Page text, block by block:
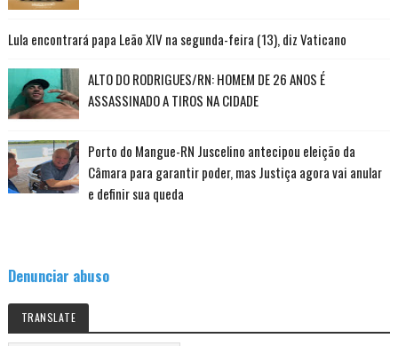
Lula encontrará papa Leão XIV na segunda-feira (13), diz Vaticano
ALTO DO RODRIGUES/RN: HOMEM DE 26 ANOS É
ASSASSINADO A TIROS NA CIDADE
Porto do Mangue-RN Juscelino antecipou eleição da
Câmara para garantir poder, mas Justiça agora vai anular
e definir sua queda
Denunciar abuso
TRANSLATE